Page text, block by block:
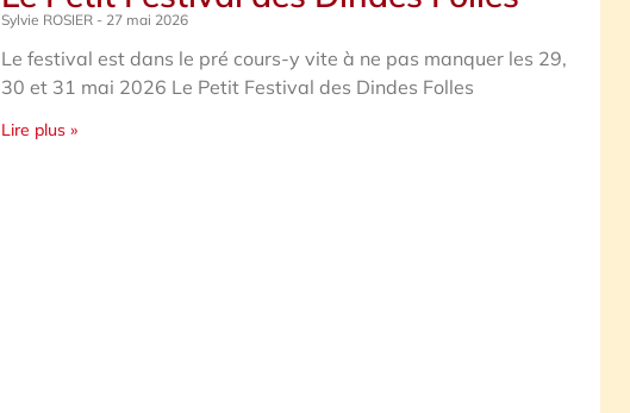
Sylvie ROSIER 27 mai 2026
Le festival est dans le pré cours-y vite à ne pas manquer les 29,
30 et 31 mai 2026 Le Petit Festival des Dindes Folles
Lire plus »